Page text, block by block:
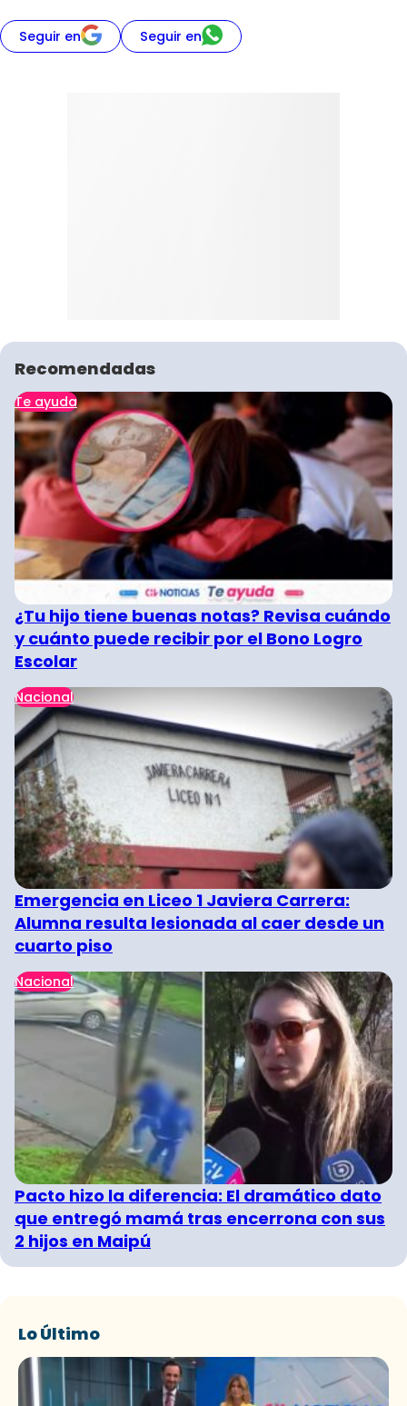
Seguir en Seguir en
Recomendadas
Te ayuda
¿Tu hijo tiene buenas notas? Revisa cuándo
y cuánto puede recibir por el Bono Logro
Escolar
Nacional
Emergencia en Liceo 1 Javiera Carrera:
Alumna resulta lesionada al caer desde un
cuarto piso
Nacional
Pacto hizo la diferencia: El dramático dato
que entregó mamá tras encerrona con sus
2 hijos en Maipú
Lo Último